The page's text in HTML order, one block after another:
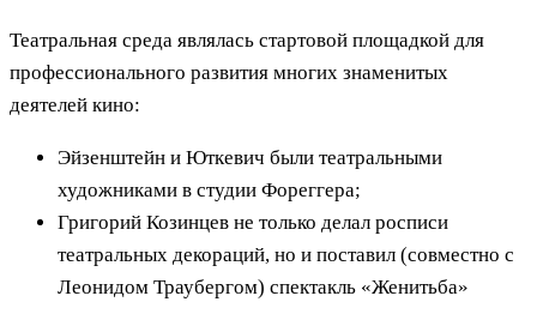
Театральная среда являлась стартовой площадкой для
профессионального развития многих знаменитых
деятелей кино:
Эйзенштейн и Юткевич были театральными
художниками в студии Фореггера;
Григорий Козинцев не только делал росписи
театральных декораций, но и поставил (совместно с
Леонидом Траубергом) спектакль «Женитьба»